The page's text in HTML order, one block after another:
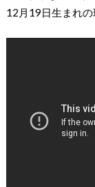
12月19日生まれの